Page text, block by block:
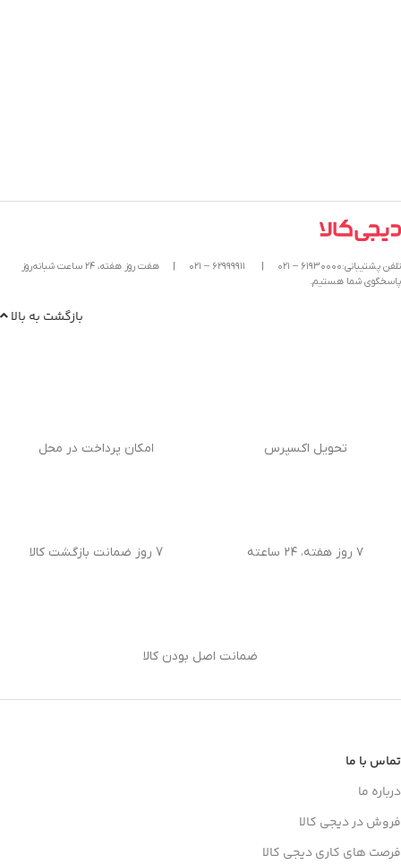
تلفن پشتیبانی:۶۱۹۳۰۰۰۰ – ۰۲۱
هفت روز هفته، ۲۴ ساعت شبانه‌روز
پاسخگوی شما هستیم.
بازگشت به بالا
تحویل اکسپرس امکان پرداخت در محل
۷ روز هفته، ۲۴ ساعته 7 روز ضمانت بازگشت کالا
ضمانت اصل بودن کالا
تماس با ما
درباره ما
فروش در دیجی کالا
فرصت های کاری دیجی کالا